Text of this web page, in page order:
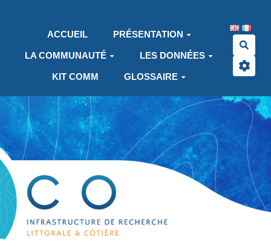
ACCUEIL
PRÉSENTATION
LA COMMUNAUTÉ LES DONNÉES
KIT COMM GLOSSAIRE